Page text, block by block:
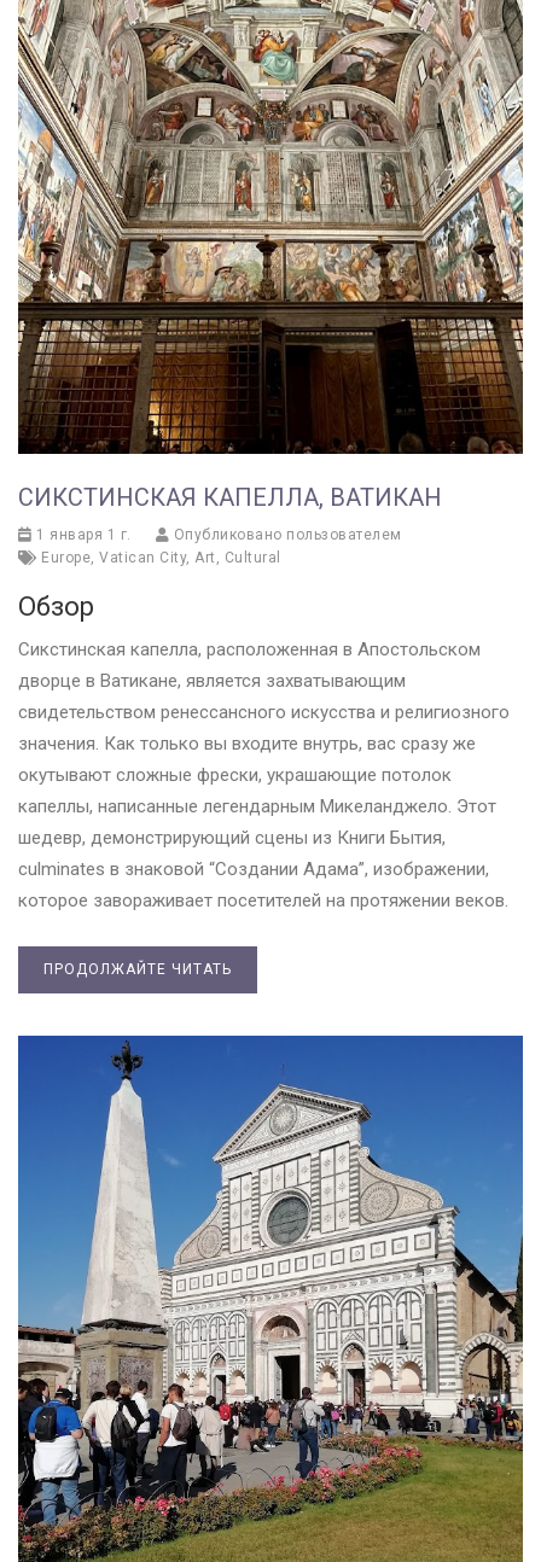
СИКСТИНСКАЯ КАПЕЛЛА, ВАТИКАН
1 января 1 г.
Опубликовано пользователем
Europe Vatican City, Art Cultural
Обзор
Сикстинская капелла, расположенная в Апостольском
дворце в Ватикане, является захватывающим
свидетельством ренессансного искусства и религиозного
значения. Как только вы входите внутрь, вас сразу же
окутывают сложные фрески, украшающие потолок
капеллы, написанные легендарным Микеланджело. Этот
шедевр, демонстрирующий сцены из Книги Бытия,
culminates в знаковой “Создании Адама”, изображении,
которое завораживает посетителей на протяжении веков.
ПРОДОЛЖАЙТЕ ЧИТАТЬ